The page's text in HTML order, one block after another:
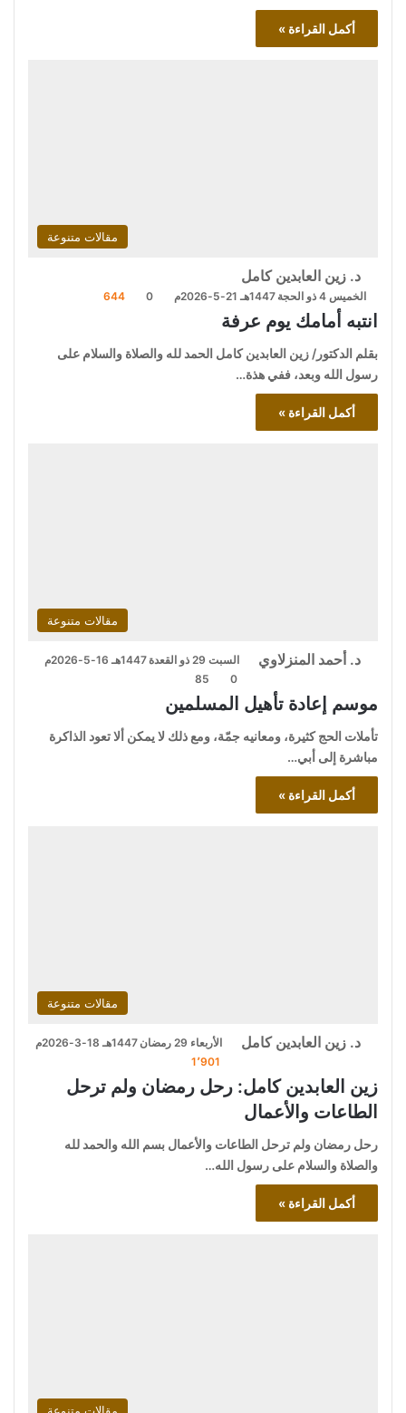
أكمل القراءة »
مقالات متنوعة
د. زين العابدين كامل
الخميس 4 ذو الحجة 1447هـ 21-5-2026م 0
644
انتبه أمامك يوم عرفة
بقلم الدكتور/ زين العابدين كامل الحمد لله والصلاة والسلام على
رسول الله وبعد، ففي هذة…
أكمل القراءة »
مقالات متنوعة
د. أحمد المنزلاوي
السبت 29 ذو القعدة 1447هـ 16-5-2026م
0
85
موسم إعادة تأهيل المسلمين
تأملات الحج كثيرة، ومعانيه جمّة، ومع ذلك لا يمكن ألا تعود الذاكرة
مباشرة إلى أبي…
أكمل القراءة »
مقالات متنوعة
د. زين العابدين كامل
الأربعاء 29 رمضان 1447هـ 18-3-2026م
1٬901
زين العابدين كامل: رحل رمضان ولم ترحل
الطاعات والأعمال
رحل رمضان ولم ترحل الطاعات والأعمال بسم الله والحمد لله
والصلاة والسلام على رسول الله…
أكمل القراءة »